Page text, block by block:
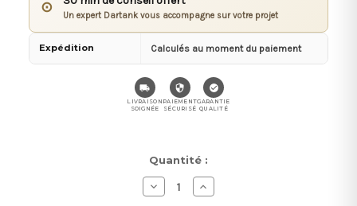
⊙ Un expert Dartank vous accompagne sur votre projet
Expédition Calculés au moment du paiement
LIVRAISON
SOIGNÉE
PAIEMENT
SÉCURISÉ
GARANTIE
QUALITÉ
Quantité :
Diminuer
la
Augmenter
la